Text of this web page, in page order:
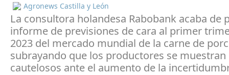
Agronews Castilla y León
La consultora holandesa Rabobank acaba de
informe de previsiones de cara al primer
2023 del mercado mundial de la carne de
subrayando que los productores se muestran
cautelosos ante el aumento de la